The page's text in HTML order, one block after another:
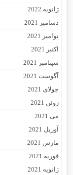
ژانویه 2022
دسامبر 2021
نوامبر 2021
اکتبر 2021
سپتامبر 2021
آگوست 2021
جولای 2021
ژوئن 2021
می 2021
آوریل 2021
مارس 2021
فوریه 2021
ژانویه 2021